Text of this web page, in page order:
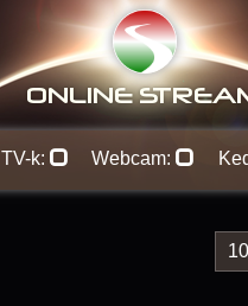
ONLINE S
TV-k: Webcam: